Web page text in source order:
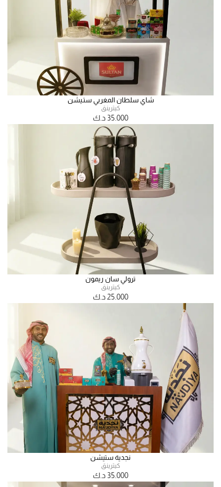
شاي سلطان المغربي ستـيشن
كيترينق
35.000 د.ك
ترولي سان ريمون
كيترينق
25.000د.ك
نجدية ستيشن
كيترينق
35.000 د.ك